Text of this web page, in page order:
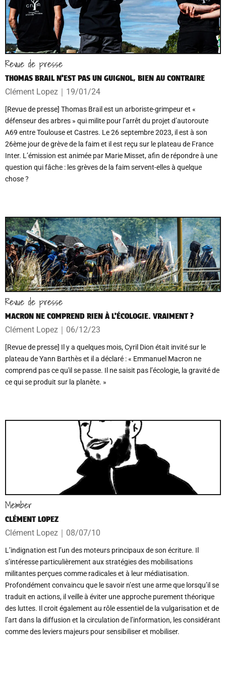
Revue de presse
THOMAS BRAIL N’EST PAS UN GUIGNOL, BIEN AU CONTRAIRE
Clément Lopez ｜ 19/01/24
[Revue de presse] Thomas Brail est un arboriste-grimpeur et «
défenseur des arbres » qui milite pour l’arrêt du projet d’autoroute
A69 entre Toulouse et Castres. Le 26 septembre 2023, il est à son
26ème jour de grève de la faim et il est reçu sur le plateau de France
Inter. L’émission est animée par Marie Misset, afin de répondre à une
question qui fâche : les grèves de la faim servent-elles à quelque
chose ?
Revue de presse
MACRON NE COMPREND RIEN À L’ÉCOLOGIE. VRAIMENT ?
Clément Lopez ｜ 06/12/23
[Revue de presse] Il y a quelques mois, Cyril Dion était invité sur le
plateau de Yann Barthès et il a déclaré : « Emmanuel Macron ne
comprend pas ce qu'il se passe. Il ne saisit pas l’écologie, la gravité de
ce qui se produit sur la planète. »
Member
CLÉMENT LOPEZ
Clément Lopez ｜ 08/07/10
L’indignation est l’un des moteurs principaux de son écriture. Il
s’intéresse particulièrement aux stratégies des mobilisations
militantes perçues comme radicales et à leur médiatisation.
Profondément convaincu que le savoir n’est une arme que lorsqu’il se
traduit en actions, il veille à éviter une approche purement théorique
des luttes. Il croit également au rôle essentiel de la vulgarisation et de
l’art dans la diffusion et la circulation de l’information, les considérant
comme des leviers majeurs pour sensibiliser et mobiliser.